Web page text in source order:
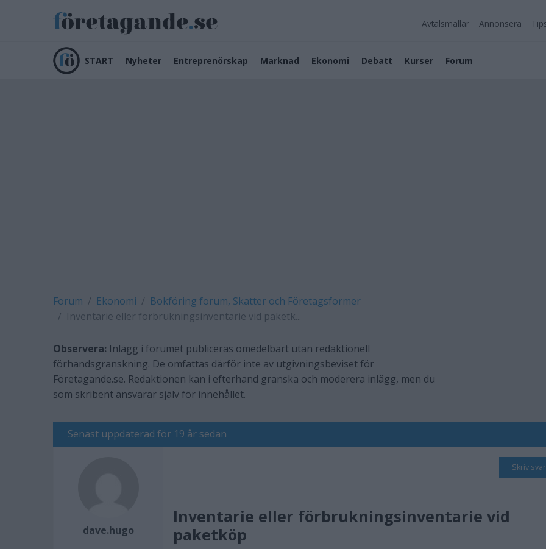
Avtalsmallar Annonsera
START Nyheter Entreprenörskap Marknad Ekonomi Debatt Kurser Forum
Forum Ekonomi
Bokföring forum, Skatter och Företagsformer
Inventarie eller förbrukningsinventarie vid paketk...
Observera: Inlägg i forumet publiceras omedelbart utan redaktionell
förhandsgranskning. De omfattas därför inte av utgivningsbeviset för
Företagande.se. Redaktionen kan i efterhand granska och moderera inlägg, men du
som skribent ansvarar själv för innehållet.
Senast uppdaterad för 19 år sedan
dave.hugo
Skriv svar
Inventarie eller förbrukningsinventarie vid
paketköp